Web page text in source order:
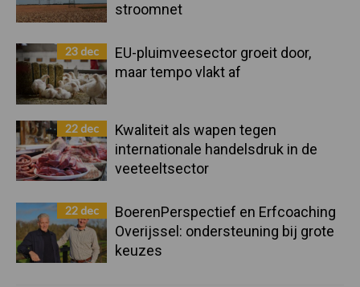
stroomnet
23 dec
EU-pluimveesector groeit door,
maar tempo vlakt af
22 dec
Kwaliteit als wapen tegen
internationale handelsdruk in de
veeteeltsector
22 dec
BoerenPerspectief en Erfcoaching
Overijssel: ondersteuning bij grote
keuzes